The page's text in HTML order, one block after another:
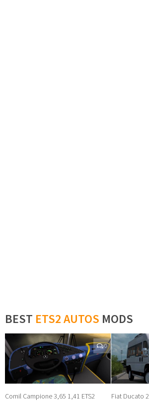
BEST ETS2 AUTOS MODS
0
Comil Campione 3,65 1,41 ETS2 Fiat Ducato